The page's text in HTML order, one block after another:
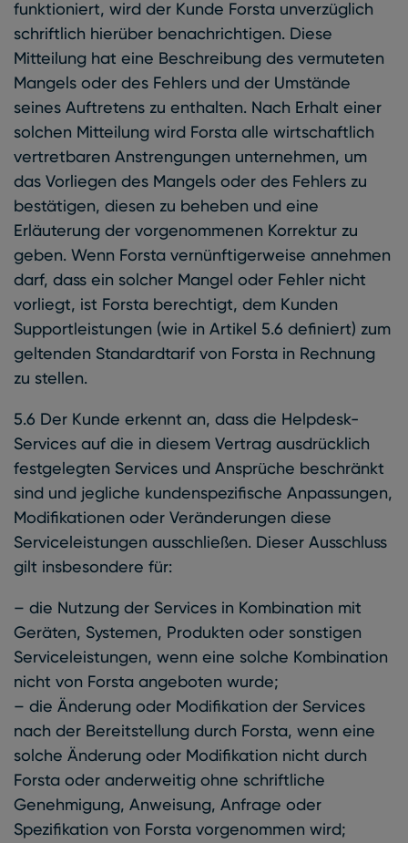
funktioniert, wird der Kunde Forsta unverzüglich
schriftlich hierüber benachrichtigen. Diese
Mitteilung hat eine Beschreibung des vermuteten
Mangels oder des Fehlers und der Umstände
seines Auftretens zu enthalten. Nach Erhalt einer
solchen Mitteilung wird Forsta alle wirtschaftlich
vertretbaren Anstrengungen unternehmen, um
das Vorliegen des Mangels oder des Fehlers zu
bestätigen, diesen zu beheben und eine
Erläuterung der vorgenommenen Korrektur zu
geben. Wenn Forsta vernünftigerweise annehmen
darf, dass ein solcher Mangel oder Fehler nicht
vorliegt, ist Forsta berechtigt, dem Kunden
Supportleistungen (wie in Artikel 5.6 definiert) zum
geltenden Standardtarif von Forsta in Rechnung
zu stellen.
5.6 Der Kunde erkennt an, dass die Helpdesk-
Services auf die in diesem Vertrag ausdrücklich
festgelegten Services und Ansprüche beschränkt
sind und jegliche kundenspezifische Anpassungen,
Modifikationen oder Veränderungen diese
Serviceleistungen ausschließen. Dieser Ausschluss
gilt insbesondere für:
– die Nutzung der Services in Kombination mit
Geräten, Systemen, Produkten oder sonstigen
Serviceleistungen, wenn eine solche Kombination
nicht von Forsta angeboten wurde;
– die Änderung oder Modifikation der Services
nach der Bereitstellung durch Forsta, wenn eine
solche Änderung oder Modifikation nicht durch
Forsta oder anderweitig ohne schriftliche
Genehmigung, Anweisung, Anfrage oder
Spezifikation von Forsta vorgenommen wird;